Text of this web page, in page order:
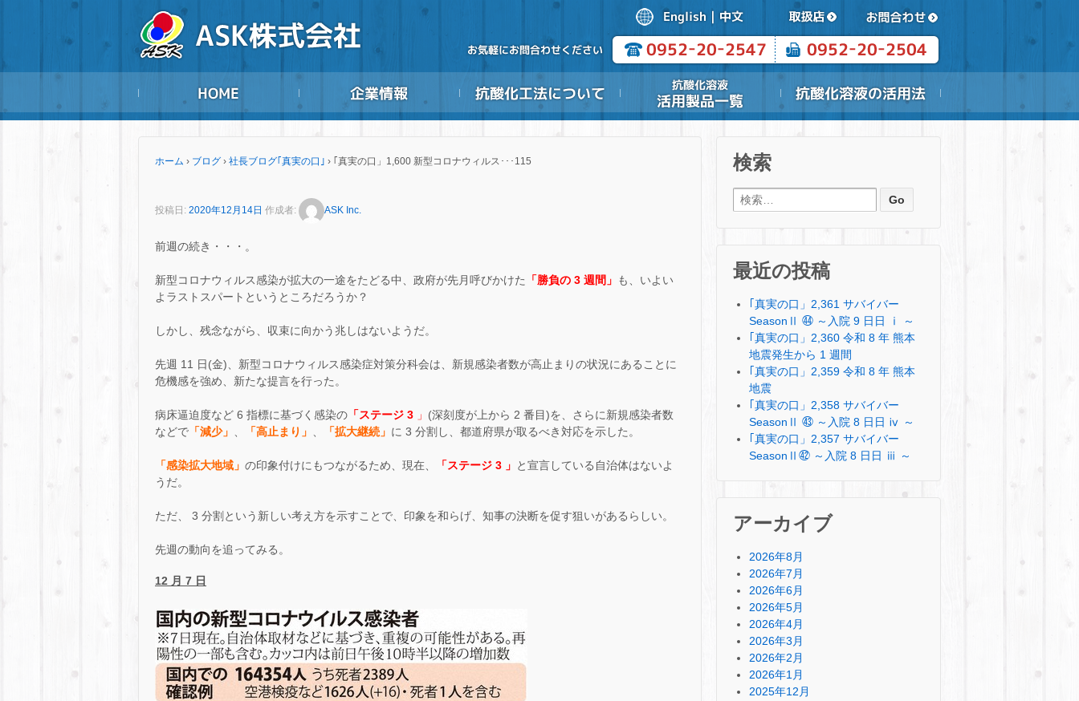
ホーム › ブログ › 社長ブログ｢真実の口｣ › ｢真実の口」1,600 新型コロナウィルス･･･115
投稿日: 2020年12月14日 作成者: ASK Inc.
前週の続き・・・。
新型コロナウィルス感染が拡大の一途をたどる中、政府が先月呼びかけた 「勝負の 3 週間」 も、いよい
よラストスパートというところだろうか？
しかし、残念ながら、収束に向かう兆しはないようだ。
先週 11 日(金)、新型コロナウィルス感染症対策分科会は、新規感染者数が高止まりの状況にあることに
危機感を強め、新たな提言を行った。
病床逼迫度など 6 指標に基づく感染の 「ステージ 3 」 (深刻度が上から 2 番目)を、さらに新規感染者数
などで 「減少」 「高止まり」 「拡大継続」 に 3 分割し、都道府県が取るべき対応を示した。
「感染拡大地域」 の印象付けにもつながるため、現在、 「ステージ 3 」 と宣言している自治体はないよ
うだ。
ただ、 3 分割という新しい考え方を示すことで、印象を和らげ、知事の決断を促す狙いがあるらしい。
先週の動向を追ってみる。
12 月 7 日
検索
検索:
最近の投稿
｢真実の口」2,361 サバイバー
SeasonⅡ ㊹ ～入院 9 日日 ⅰ ～
｢真実の口」2,360 令和 8 年 熊本
地震発生から 1 週間
｢真実の口」2,359 令和 8 年 熊本
地震
｢真実の口」2,358 サバイバー
SeasonⅡ ㊸ ～入院 8 日日 ⅳ ～
｢真実の口」2,357 サバイバー
SeasonⅡ㊷ ～入院 8 日日 ⅲ ～
アーカイブ
2026年8月
2026年7月
2026年6月
2026年5月
2026年4月
2026年3月
2026年2月
2026年1月
2025年12月